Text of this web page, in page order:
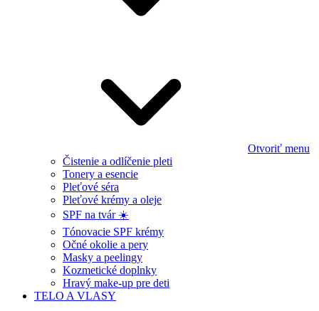
Otvoriť menu
Čistenie a odlíčenie pleti
Tonery a esencie
Pleťové séra
Pleťové krémy a oleje
SPF na tvár ☀️
Tónovacie SPF krémy
Očné okolie a pery
Masky a peelingy
Kozmetické doplnky
Hravý make-up pre deti
TELO A VLASY